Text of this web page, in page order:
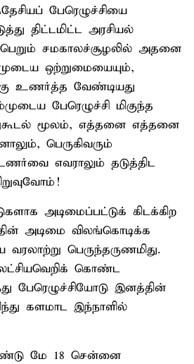
பேரெழுச்சியை
திட்டமிட்ட அரசியல்
சமகாலச்சூழலில் அதனை
ஒற்றுமையையும்,
உணர்த்த வேண்டியது
பேரெழுச்சி மிகுந்த
மூலம், எத்தனை எத்தனை
பெருகிவரும்
எவராலும் தடுத்திட
அடிமைப்பட்டுக் கிடக்கிற
அடிமை விலங்கொடிக்க
பெருந்தருணமிது.
கொண்ட
பேரெழுச்சியோடு இனத்தின்
களமாட இந்நாளில்
மே 18 சென்னை